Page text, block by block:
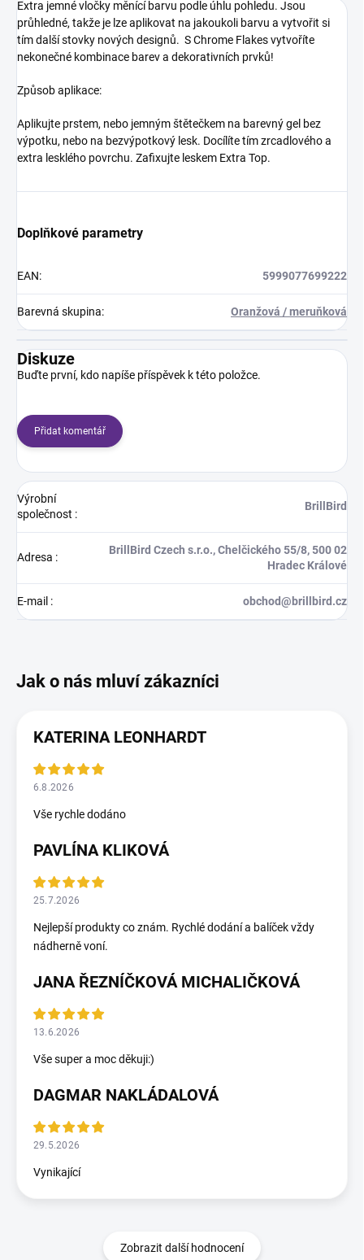
Extra jemné vločky měnící barvu podle úhlu pohledu. Jsou
průhledné, takže je lze aplikovat na jakoukoli barvu a vytvořit si
tím další stovky nových designů. S Chrome Flakes vytvoříte
nekonečné kombinace barev a dekorativních prvků!
Způsob aplikace:
Aplikujte prstem, nebo jemným štětečkem na barevný gel bez
výpotku, nebo na bezvýpotkový lesk. Docílíte tím zrcadlového a
extra lesklého povrchu. Zafixujte leskem Extra Top.
Doplňkové parametry
EAN: 5999077699222
Barevná skupina: Oranžová / meruňková
Diskuze
Buďte první, kdo napíše příspěvek k této položce.
Přidat komentář
Výrobní
společnost :
BrillBird
Adresa :
BrillBird Czech s.r.o., Chelčického 55/8, 500 02
Hradec Králové
E-mail : obchod@brillbird.cz
KATERINA LEONHARDT
6.8.2026
Vše rychle dodáno
PAVLÍNA KLIKOVÁ
25.7.2026
Nejlepší produkty co znám. Rychlé dodání a balíček vždy
nádherně voní.
JANA ŘEZNÍČKOVÁ MICHALIČKOVÁ
13.6.2026
Vše super a moc děkuji:)
DAGMAR NAKLÁDALOVÁ
29.5.2026
Vynikající
Zobrazit další hodnocení